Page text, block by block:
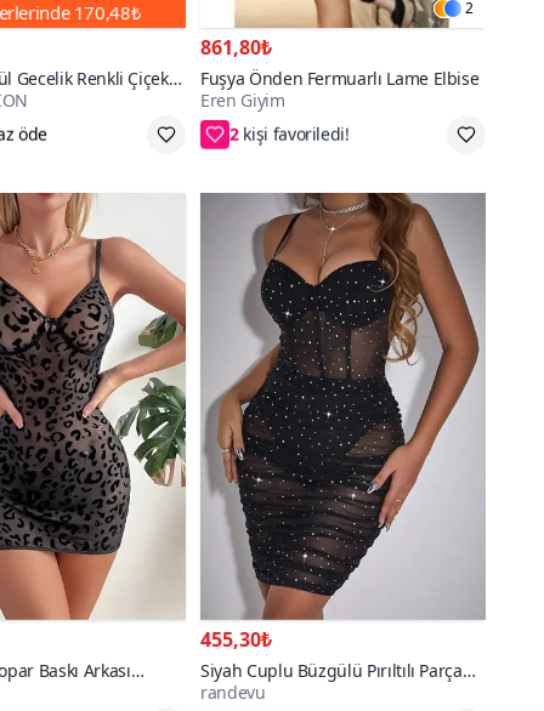
170,48₺
Gecelik Renkli Çiçek
Askılı
2
861,80₺
Fuşya Önden Fermuarlı Lame Elbise
Eren Giyim
2
S/M,L/XL
Baskı Arkası
455,30₺
Siyah Cuplu Büzgülü Pırıltılı Parça
Takım Elbise
randevu
100+